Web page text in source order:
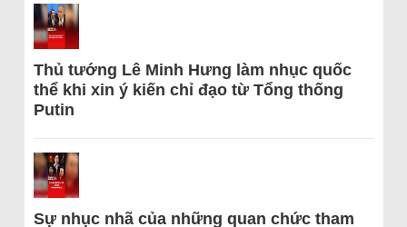
Thủ tướng Lê Minh Hưng làm nhục quốc
thể khi xin ý kiến chỉ đạo từ Tổng thống
Putin
Sự nhục nhã của những quan chức tham